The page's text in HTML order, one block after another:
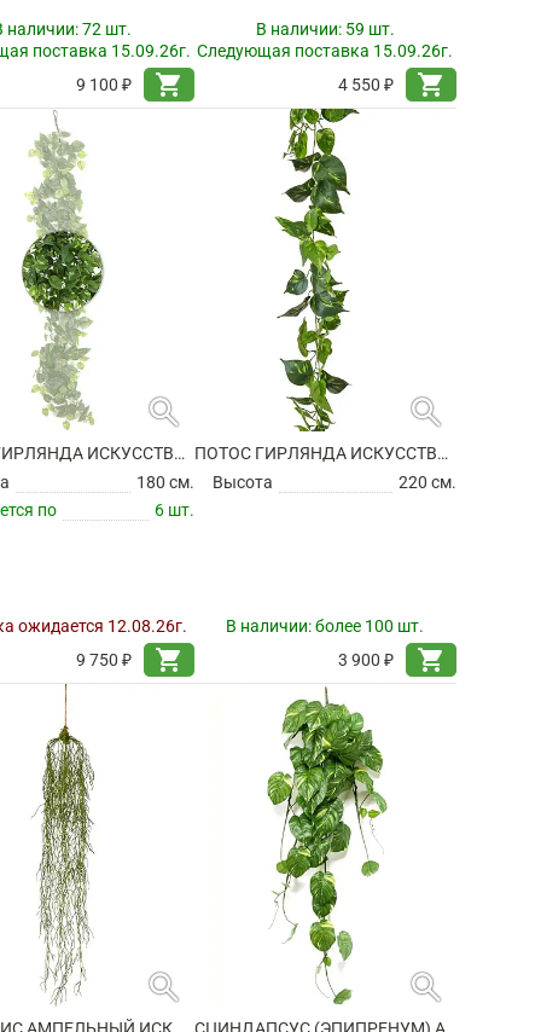
наличии:72 шт.
поставка 15.09.26г.
9 100 ₽
shopping_cart
В наличии: 59 шт.
Следующая поставка 15.09.26г.
4 550 ₽
shopping_cart
search
ПОТОС ГИРЛЯНДА ИСКУССТВЕННЫЙ
180 см.
по
6 шт.
ожидается 12.08.26г.
9 750 ₽
shopping_cart
search
ПОТОС ГИРЛЯНДА ИСКУССТВЕННЫЙ
Высота
220 см.
В наличии:более 100 шт.
3 900 ₽
shopping_cart
search search